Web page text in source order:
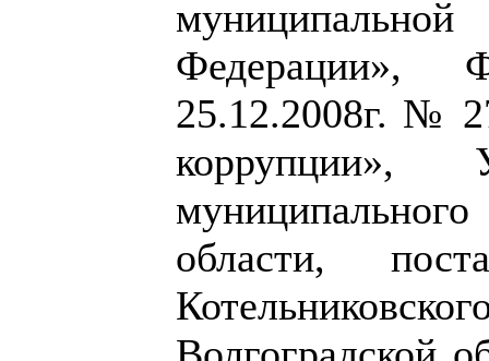
Федерации»,
25.12.2008г. №
коррупции»,
области,